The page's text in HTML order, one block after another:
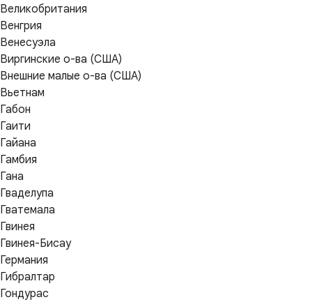
Великобритания
Венгрия
Венесуэла
Виргинские о-ва (США)
Внешние малые о-ва (США)
Вьетнам
Габон
Гаити
Гайана
Гамбия
Гана
Гваделупа
Гватемала
Гвинея
Гвинея-Бисау
Германия
Гибралтар
Гондурас